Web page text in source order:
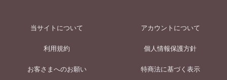
当サイトについて アカウントについて
利用規約 個人情報保護方針
お客さまへのお願い 特商法に基づく表示